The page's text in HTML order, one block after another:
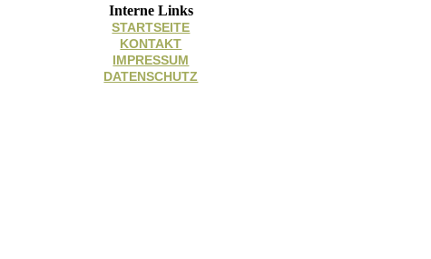
Interne Links
STARTSEITE
KONTAKT
IMPRESSUM
DATENSCHUTZ